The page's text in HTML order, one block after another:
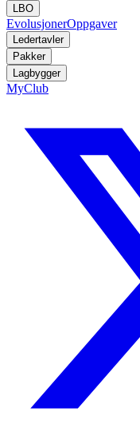
LBO
EvolusjonerOppgaver
Ledertavler
Pakker
Lagbygger
MyClub